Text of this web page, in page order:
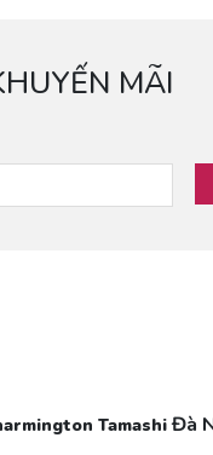
MÃI
TamashiĐà